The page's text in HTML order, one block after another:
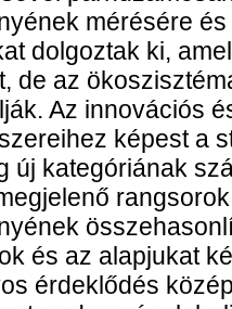
mérésére
dolgoztak ki,
de az
Az innovációs
képest a
új kategóriának
és az alapjukat
érdeklődés